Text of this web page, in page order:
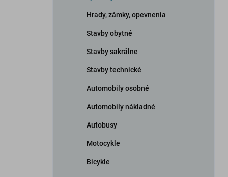
Hrady, zámky, opevnenia
Stavby obytné
Stavby sakrálne
Stavby technické
Automobily osobné
Automobily nákladné
Autobusy
Motocykle
Bicykle